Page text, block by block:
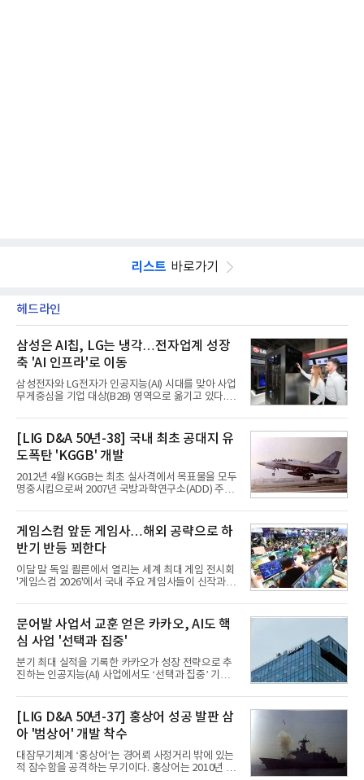
리스트 바로가기
헤드라인
삼성은 AI칩, LG는 냉각…전자업계 성장
축 'AI 인프라'로 이동
삼성전자와 LG전자가 인공지능(AI) 시대를 맞아 사업
무게중심을 기업 대상(B2B) 영역으로 옮기고 있다.
접어든 가운데 삼성전자는 AI 반도체를 중심으로 데
이터센터 생태계 공략을 강화하고 LG전자는 냉각솔
루션·전장·로봇 등 기업용 솔루션 사업 확대에 속도를
내고 있다.9일 업계에 따르면 LG전자는 2분기 생활가
전과 프리미엄 제품 경쟁력에 더해 B2B 사업 확대 효
과로 수익성을 방어한 반면 삼성전자는 디바이스경험
(DX) 부문의 TV·생활가전 수익성이 악화됐다. 대신 삼
사업 확대
[LIG D&A 50년-38] 국내 최초 공대지 유
도폭탄 'KGGB' 개발
2012년 4월 KGGB는 최초 실사격에서 목표물을 모두
명중시킴으로써 2007년 국방과학연구소(ADD) 주관
체로 참여했다. 체계개발에는 총 400여억 원의 개발
비와 62개월의 기간이 소요됐다. 한국형 GPS 유도폭
탄 KGGB(Korea GPS Guided Bomb)는 국내 최초
의 공대지 유도폭탄으로 2012년에 최종 전투용 적합
판정을 받았다.우리 공군이 운용하는 모든 전투기에
탑재할 수 있는 KGGB는 일반목적폭탄(General
Purpose Bomb)에 장착하여 운용토록 개발됐다.이
는 조종사가 휴대하는 명령통신장치(PDU, P
게임스컴 앞둔 게임사…해외 공략으로 하
반기 반등 꾀한다
이달 말 독일 쾰른에서 열리는 세계 최대 게임 전시회
'게임스컴 2026'에서 국내 주요 게임사들이 신작과 글
체별로 엇갈린 가운데 하반기 신작 흥행과 해외 시장
성과가 실적을 좌우할 핵심 변수로 떠오르고 있다.8일
업계에 따르면 올해 상반기 게임업계는 기업별 성적
표가 크게 갈렸다. 대표적으로 크래프톤은 'PUBG: 배
틀그라운드'의 안정적인 성장에 힘입어 상반기 연결
기준 매출 2조6616억원, 영업이익 9725억원으로 역
대 최대 실적을 기록했다. 엔씨도 올해 출시한 '아이온
동기 대
문어발 사업서 교훈 얻은 카카오, AI도 핵
심 사업 '선택과 집중'
분기 최대 실적을 기록한 카카오가 성장 전략으로 추
진하는 인공지능(AI) 사업에서도 ‘선택과 집중’ 기조
라 투자에 나서는 것과 달리, 카카오는 ‘카카오톡’이
라는 플랫폼 경쟁력을 활용한 AI 에이전트 서비스에
집중하는 전략이다. 과거 무리한 사업 확장 과정에서
겪었던 시행착오를 되풀이하지 않고 핵심 역량에 집
중하겠다는 취지로 풀이된다.7일 업계에 따르면 카카
오는 올해 2분기 연결 기준 매출 2조985억원, 영업이
익 2770억원을 기록했다. 전년 동기 대비 매출과 영업
[LIG D&A 50년-37] 홍상어 성공 발판 삼
아 '범상어' 개발 착수
대잠무기체계 ‘홍상어’는 경어뢰 사정거리 밖에 있는
적 잠수함을 공격하는 무기이다. 홍상어는 2010년 넥